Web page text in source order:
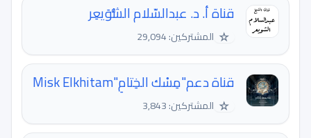
قناة أ. د. عبدالسّلام الشُّوَيعِر
☆ المشتركين: 29,094
قناة دعم"مِسْك الخِتامِ"Misk Elkhitam
☆ المشتركين: 3,843